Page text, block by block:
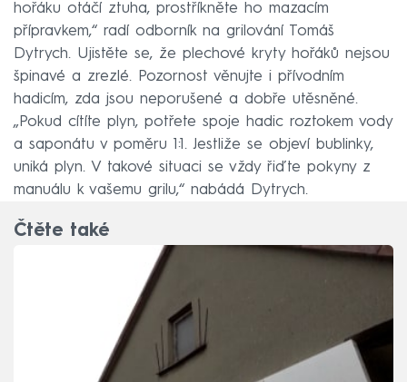
hořáku otáčí ztuha, prostříkněte ho mazacím
přípravkem,“ radí odborník na grilování Tomáš
Dytrych. Ujistěte se, že plechové kryty hořáků nejsou
špinavé a zrezlé. Pozornost věnujte i přívodním
hadicím, zda jsou neporušené a dobře utěsněné.
„Pokud cítíte plyn, potřete spoje hadic roztokem vody
a saponátu v poměru 1:1. Jestliže se objeví bublinky,
uniká plyn. V takové situaci se vždy řiďte pokyny z
manuálu k vašemu grilu,“ nabádá Dytrych.
Čtěte také